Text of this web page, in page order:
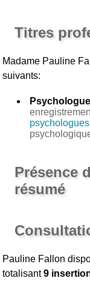
Titres
Madame Pauline
suivants:
Psychologue
psychologues
Présence
résumé
Pauline Fallon
totalisant9